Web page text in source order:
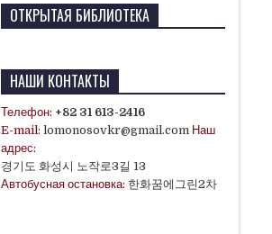
ОТКРЫТАЯ БИБЛИОТЕКА
НАШИ КОНТАКТЫ
Телефон: +82 31 613-2416
E-mail: lomonosovkr@gmail.com Наш
адрес:
경기도 화성시 노작로3길 13
Автобусная остановка: 한화꿈에그린2차